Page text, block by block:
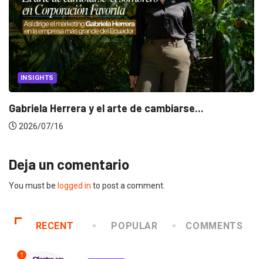
CANNES LIONS 2026
Dos ecuatorianos en el jurado de Cannes...
Deja un comentario
You must be logged in to post a comment.
RECENT POPULAR COMMENTS
1